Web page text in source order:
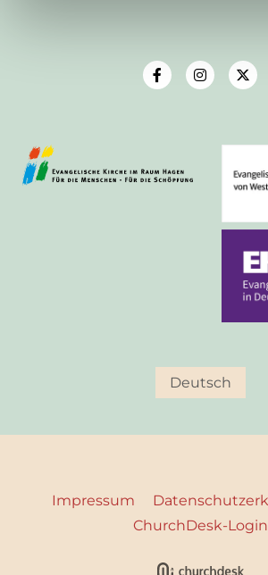
Deutsch
Impressum
ChurchDesk-Login